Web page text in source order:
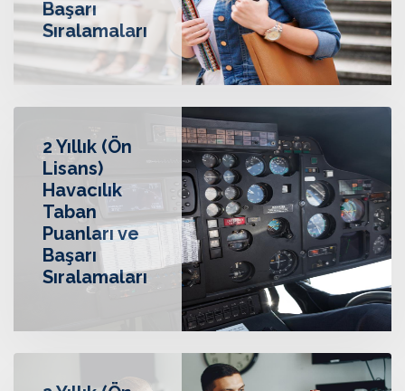
Başarı
Sıralamaları
2 Yıllık (Ön
Lisans)
Havacılık
Taban
Puanları ve
Başarı
Sıralamaları